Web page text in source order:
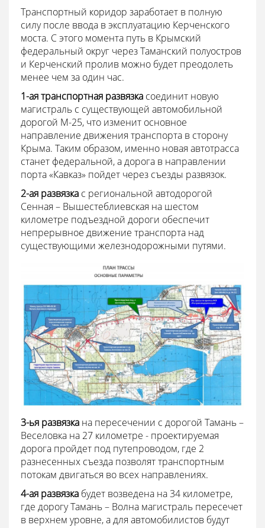
Транспортный коридор заработает в полную
силу после ввода в эксплуатацию Керченского
моста. С этого момента путь в Крымский
федеральный округ через Таманский полуостров
и Керченский пролив можно будет преодолеть
менее чем за один час.
1-ая транспортная развязка соединит новую
магистраль с существующей автомобильной
дорогой М-25, что изменит основное
направление движения транспорта в сторону
Крыма. Таким образом, именно новая автотрасса
станет федеральной, а дорога в направлении
порта «Кавказ» пойдет через съезды развязок.
2-ая развязка с региональной автодорогой
Сенная – Вышестеблиевская на шестом
километре подъездной дороги обеспечит
непрерывное движение транспорта над
существующими железнодорожными путями.
3-ья развязка на пересечении с дорогой Тамань –
Веселовка на 27 километре - проектируемая
дорога пройдет под путепроводом, где 2
разнесенных съезда позволят транспортным
потокам двигаться во всех направлениях.
4-ая развязка будет возведена на 34 километре,
где дорогу Тамань – Волна магистраль пересечет
в верхнем уровне, а для автомобилистов будут